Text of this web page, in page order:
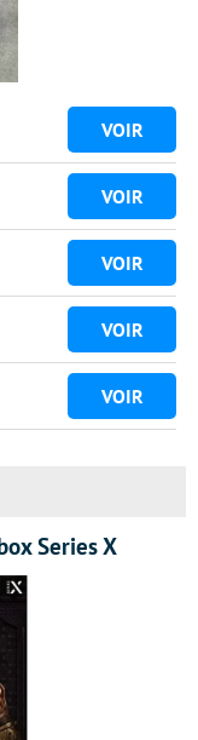
Series X